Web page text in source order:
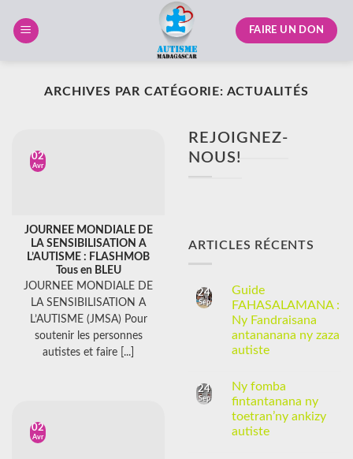
FAIRE UN DON
ARCHIVES PAR CATÉGORIE: ACTUALITÉS
JOURNEE MONDIALE DE
LA SENSIBILISATION A
L’AUTISME : FLASHMOB
Tous en BLEU
JOURNEE MONDIALE DE
LA SENSIBILISATION A
L’AUTISME (JMSA) Pour
soutenir les personnes
autistes et faire [...]
02
Avr
02
Avr
REJOIGNEZ-
NOUS!
ARTICLES RÉCENTS
24
Sep
Guide
FAHASALAMANA :
Ny Fandraisana
antananana ny zaza
autiste
24
Sep
Ny fomba
fintantanana ny
toetran’ny ankizy
autiste